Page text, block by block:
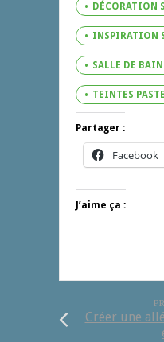
DÉCORATION
INSPIRATION
SALLE DE BAIN
TEINTES
Partager :
Facebook
J’aime ça :
Créer une